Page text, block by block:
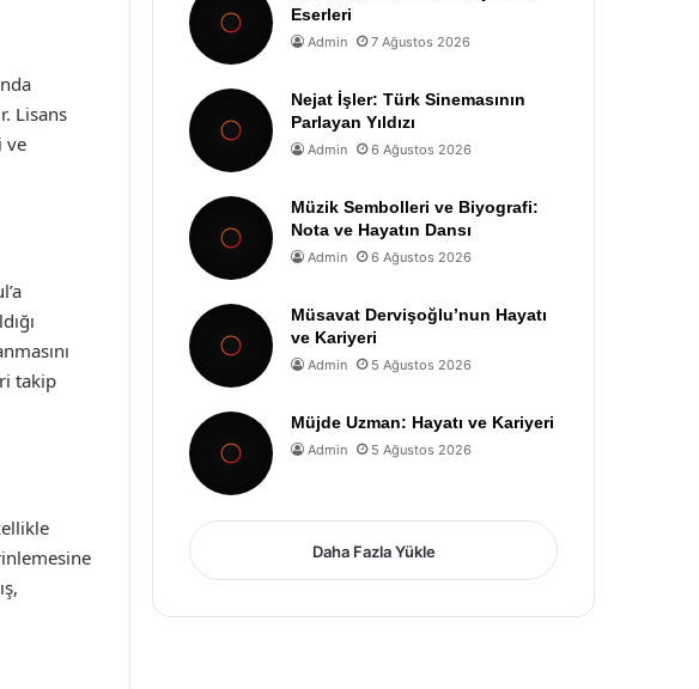
Lisans
ve
takip
Eserleri
Admin 7 Ağustos 2026
Nejat İşler: Türk Sinemasının
Parlayan Yıldızı
Admin 6 Ağustos 2026
Müzik Sembolleri ve Biyografi:
Nota ve Hayatın Dansı
Admin 6 Ağustos 2026
Müsavat Dervişoğlu’nun Hayatı
ve Kariyeri
Admin 5 Ağustos 2026
Müjde Uzman: Hayatı ve Kariyeri
Admin 5 Ağustos 2026
Daha Fazla Yükle